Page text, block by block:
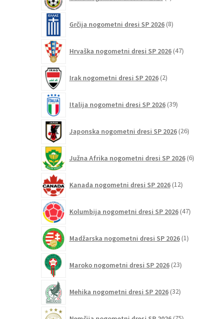
Grčija nogometni dresi SP 2026 8izdelkov
Hrvaška nogometni dresi SP 2026 47izdelkov
Irak nogometni dresi SP 2026 2izdelka
Italija nogometni dresi SP 2026 39izdelkov
Japonska nogometni dresi SP 2026 26izdelkov
Južna Afrika nogometni dresi SP 2026 6izdelkov
Kanada nogometni dresi SP 2026 12izdelkov
Kolumbija nogometni dresi SP 2026 47izdelkov
Madžarska nogometni dresi SP 2026 1izdelek
Maroko nogometni dresi SP 2026 23izdelkov
Mehika nogometni dresi SP 2026 32izdelkov